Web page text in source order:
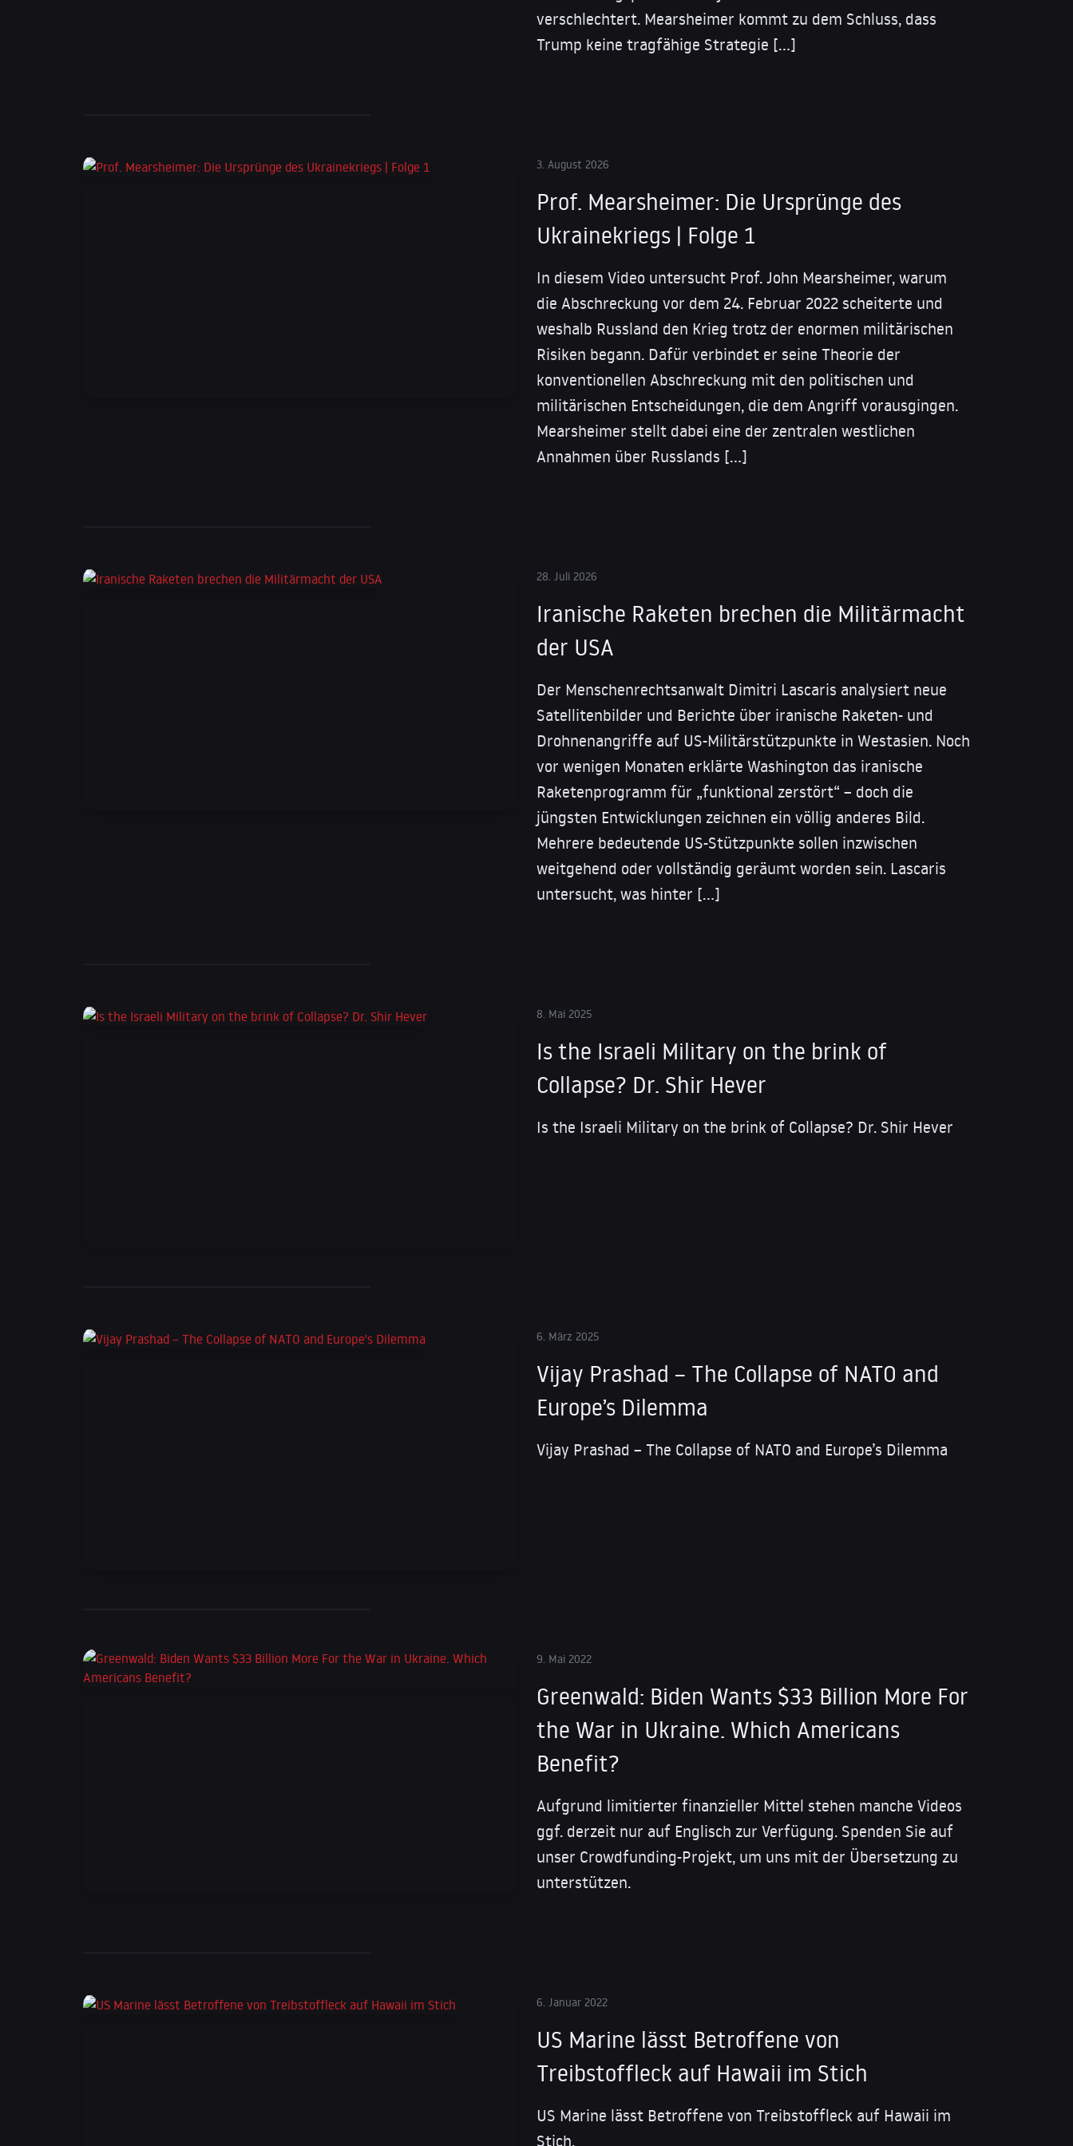
verschlechtert. Mearsheimer kommt zu dem Schluss, dass
Trump keine tragfähige Strategie […]
3. August 2026
Prof. Mearsheimer: Die Ursprünge des
Ukrainekriegs | Folge 1
In diesem Video untersucht Prof. John Mearsheimer, warum
die Abschreckung vor dem 24. Februar 2022 scheiterte und
weshalb Russland den Krieg trotz der enormen militärischen
Risiken begann. Dafür verbindet er seine Theorie der
konventionellen Abschreckung mit den politischen und
militärischen Entscheidungen, die dem Angriff vorausgingen.
Mearsheimer stellt dabei eine der zentralen westlichen
Annahmen über Russlands […]
28. Juli 2026
Iranische Raketen brechen die Militärmacht
der USA
Der Menschenrechtsanwalt Dimitri Lascaris analysiert neue
Satellitenbilder und Berichte über iranische Raketen- und
Drohnenangriffe auf US-Militärstützpunkte in Westasien. Noch
vor wenigen Monaten erklärte Washington das iranische
Raketenprogramm für „funktional zerstört“ – doch die
jüngsten Entwicklungen zeichnen ein völlig anderes Bild.
Mehrere bedeutende US-Stützpunkte sollen inzwischen
weitgehend oder vollständig geräumt worden sein. Lascaris
untersucht, was hinter […]
8. Mai 2025
Is the Israeli Military on the brink of
Collapse? Dr. Shir Hever
Is the Israeli Military on the brink of Collapse? Dr. Shir Hever
6. März 2025
Vijay Prashad – The Collapse of NATO and
Europe’s Dilemma
Vijay Prashad – The Collapse of NATO and Europe’s Dilemma
9. Mai 2022
Greenwald: Biden Wants $33 Billion More For
the War in Ukraine. Which Americans
Benefit?
Aufgrund limitierter finanzieller Mittel stehen manche Videos
ggf. derzeit nur auf Englisch zur Verfügung. Spenden Sie auf
unser Crowdfunding-Projekt, um uns mit der Übersetzung zu
unterstützen.
6. Januar 2022
US Marine lässt Betroffene von
Treibstoffleck auf Hawaii im Stich
US Marine lässt Betroffene von Treibstoffleck auf Hawaii im
Stich.